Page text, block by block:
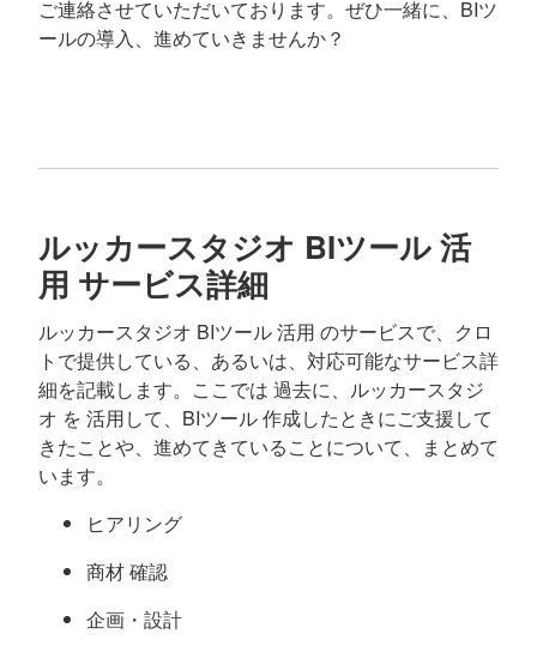
ご連絡させていただいております。ぜひ一緒に、BIツ
ールの導入、進めていきませんか？
ルッカースタジオ BIツール 活
用 サービス詳細
ルッカースタジオ BIツール 活用 のサービスで、クロ
トで提供している、あるいは、対応可能なサービス詳
細を記載します。ここでは 過去に、ルッカースタジ
オ を 活用して、BIツール 作成したときにご支援して
きたことや、進めてきていることについて、まとめて
います。
ヒアリング
商材 確認
企画・設計